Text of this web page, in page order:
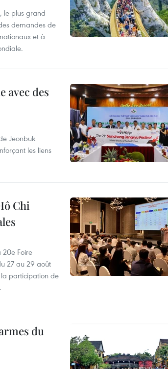
le plus grand
demandes de
et à
avec des
Jeonbuk
les liens
Chi
20e Foire
27 au 29 août
la participation de
du